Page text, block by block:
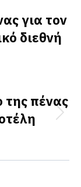
για τον
διεθνή
της πένας